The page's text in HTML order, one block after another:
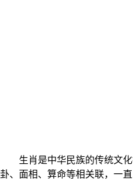
生肖是中华民族的传统文化
卦、面相、算命等相关联，一